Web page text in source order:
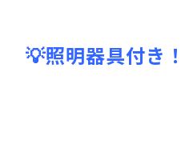
💡照明器具付き！